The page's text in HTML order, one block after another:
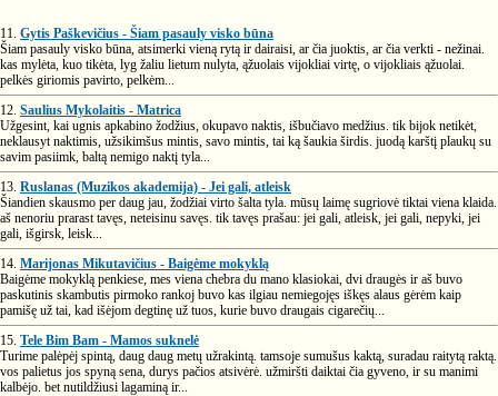
11. Gytis Paškevičius - Šiam pasauly visko būna
Šiam pasauly visko būna, atsimerki vieną rytą ir dairaisi, ar čia juoktis, ar čia verkti - nežinai.
kas mylėta, kuo tikėta, lyg žaliu lietum nulyta, ąžuolais vijokliai virtę, o vijokliais ąžuolai.
pelkės giriomis pavirto, pelkėm...
12. Saulius Mykolaitis - Matrica
Užgesint, kai ugnis apkabino žodžius, okupavo naktis, išbučiavo medžius. tik bijok netikėt,
neklausyt naktimis, užsikimšus mintis, savo mintis, tai ką šaukia širdis. juodą karštį plaukų su
savim pasiimk, baltą nemigo naktį tyla...
13. Ruslanas (Muzikos akademija) - Jei gali, atleisk
Šiandien skausmo per daug jau, žodžiai virto šalta tyla. mūsų laimę sugriovė tiktai viena klaida.
aš nenoriu prarast tavęs, neteisinu savęs. tik tavęs prašau: jei gali, atleisk, jei gali, nepyki, jei
gali, išgirsk, leisk...
14. Marijonas Mikutavičius - Baigėme mokyklą
Baigėme mokyklą penkiese, mes viena chebra du mano klasiokai, dvi draugės ir aš buvo
paskutinis skambutis pirmoko rankoj buvo kas ilgiau nemiegojęs iškęs alaus gėrėm kaip
pamišę už tai, kad išėjom degtinę už tuos, kurie buvo draugais cigarečių...
15. Tele Bim Bam - Mamos suknelė
Turime palėpėj spintą, daug daug metų užrakintą. tamsoje sumušus kaktą, suradau raitytą raktą.
vos palietus jos spyną sena, durys pačios atsivėrė. užmiršti daiktai čia gyveno, ir su manimi
kalbėjo. bet nutildžiusi lagaminą ir...